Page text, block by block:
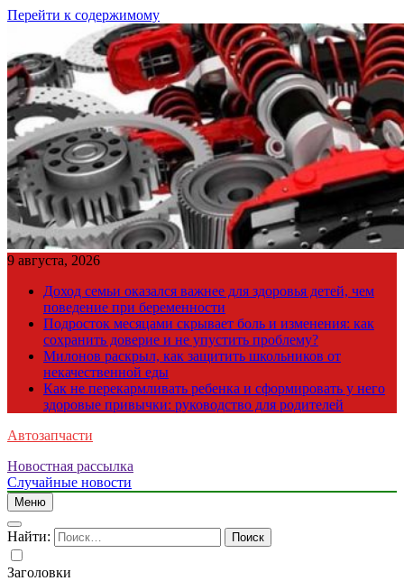
Перейти к содержимому
9 августа, 2026
Доход семьи оказался важнее для здоровья детей, чем
поведение при беременности
Подросток месяцами скрывает боль и изменения: как
сохранить доверие и не упустить проблему?
Милонов раскрыл, как защитить школьников от
некачественной еды
Как не перекармливать ребенка и сформировать у него
здоровые привычки: руководство для родителей
Автозапчасти
Новостная рассылка
Случайные новости
Меню
Найти:
Заголовки